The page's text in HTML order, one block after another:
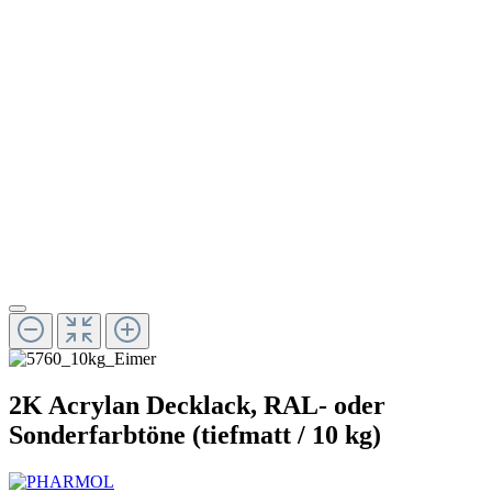
2K Acrylan Decklack, RAL- oder
Sonderfarbtöne (tiefmatt / 10 kg)